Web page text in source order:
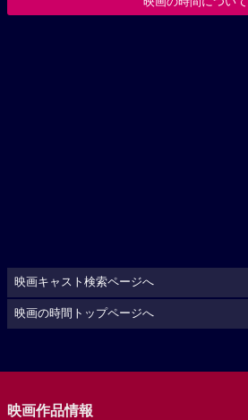
映画キャスト検索ページへ
映画の時間トップページへ
映画作品情報